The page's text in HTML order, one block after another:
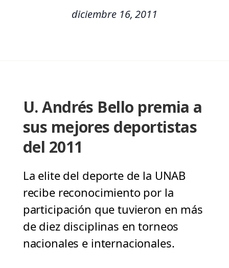
diciembre 16, 2011
U. Andrés Bello premia a
sus mejores deportistas
del 2011
La elite del deporte de la UNAB
recibe reconocimiento por la
participación que tuvieron en más
de diez disciplinas en torneos
nacionales e internacionales.